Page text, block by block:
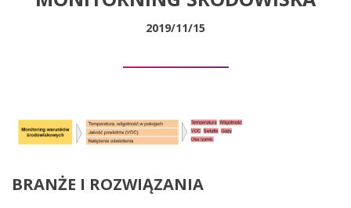
2019/11/15
BRANŻE I ROZWIĄZANIA